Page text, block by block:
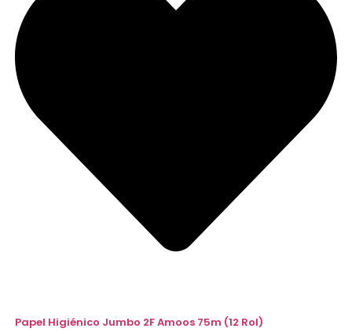
Papel Higiénico Jumbo 2F Amoos 75m (12 Rol)